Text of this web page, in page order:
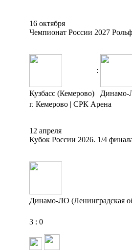
16 октября
Чемпионат России 2027
:
Кузбасс (Кемерово)
Динамо-
г. Кемерово | СРК Арена
12 апреля
Кубок России 2026. 1/4
Динамо-ЛО (Ленинградская
3 : 0